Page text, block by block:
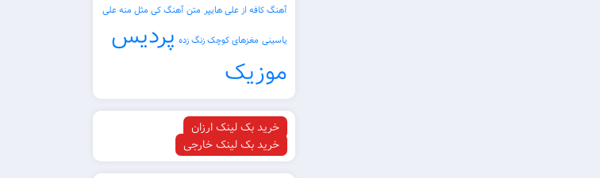
آهنگ کافه از علی هایپر متن آهنگ کی مثل منه علی
یاسینی مغزهای کوچک زنگ زده پردیس
موزیک
خرید بک لینک ارزان
خرید بک لینک خارجی